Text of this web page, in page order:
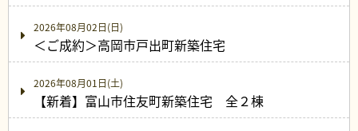
2026年08月02日(日)
＜ご成約＞高岡市戸出町新築住宅
2026年08月01日(土)
【新着】富山市住友町新築住宅 全２棟